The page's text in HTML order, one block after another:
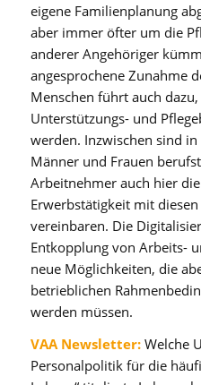
eigene Familienplanung
aber immer öfter um die
anderer Angehöriger
angesprochene Zunahme
Menschen führt auch
Unterstützungs- und
werden. Inzwischen sind
Männer und Frauen
Arbeitnehmer auch hier
Erwerbstätigkeit mit
vereinbaren. Die
Entkopplung von Arbeits-
neue Möglichkeiten, die
betrieblichen
werden müssen.
VAA Newsletter:Welche
Personalpolitik für die